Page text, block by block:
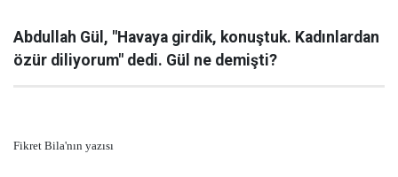
Abdullah Gül, "Havaya girdik, konuştuk. Kadınlardan
özür diliyorum" dedi. Gül ne demişti?
Fikret Bila'nın yazısı